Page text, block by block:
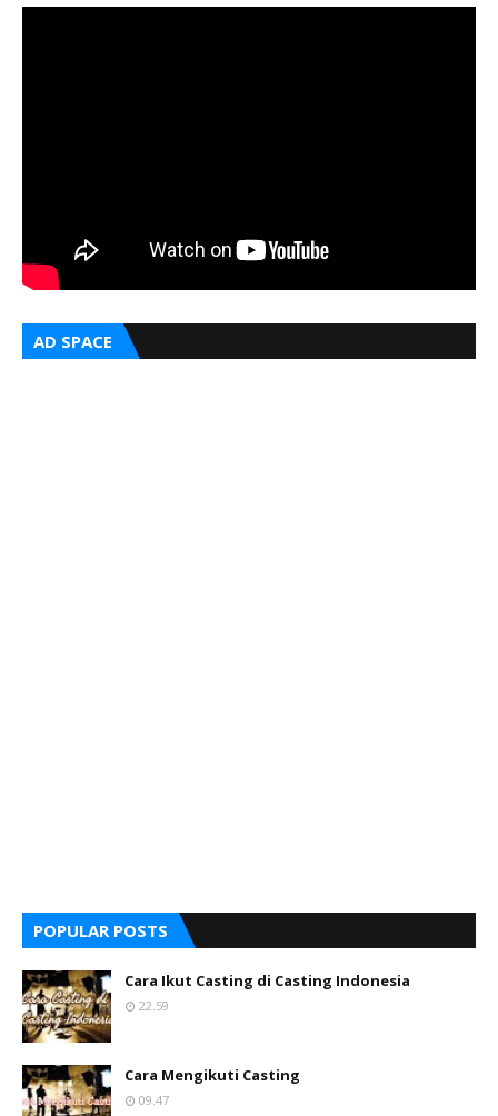
AD SPACE
POPULAR POSTS
Cara Ikut Casting di Casting Indonesia
22.59
Cara Mengikuti Casting
09.47